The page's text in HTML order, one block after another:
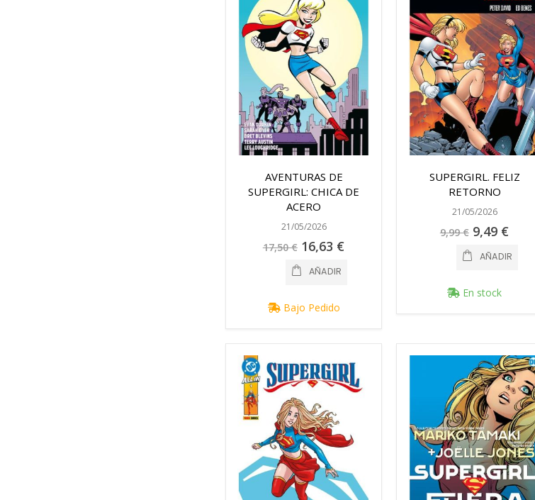
AVENTURAS DE
SUPERGIRL: CHICA DE
ACERO
21/05/2026
17,50 € Precio
especial
16,63 €
AÑADIR
Bajo Pedido
SUPERGIRL. FELIZ
RETORNO
21/05/2026
9,99 € Precio
especial
9,49 €
AÑADIR
En stock